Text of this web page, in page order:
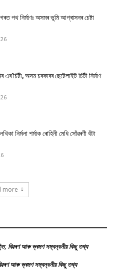
পথ নিৰ্মাণঃ অসমৰ ভূমি আগ্ৰাসনৰ চেষ্টা
এৰ’চিটী, অসম চৰকাৰৰ ছেটেলাইট চিটী নিৰ্মাণ
নিৰ্মলা শৰ্মাক ৰোহিনী মেধি সোঁৱৰণী বঁটা
more
বিৱৰণ আৰু ভ্ৰমণ সম্বন্ধনীয় কিছু তথ্য
আৰু ভ্ৰমণ সম্বন্ধনীয় কিছু তথ্য